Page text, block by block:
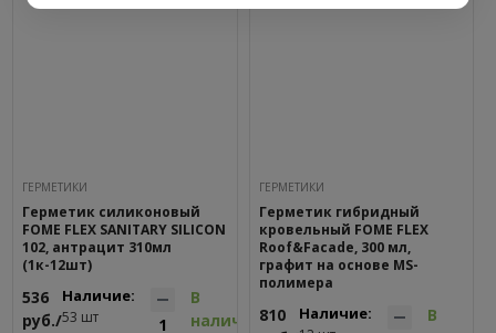
ГEPМЕТИКИ
Герметик силиконовый
FOME FLEX SANITARY SILICON
102, антрацит 310мл
(1к-12шт)
536
руб./
Наличие:
53 шт
В
наличии
ГEPМЕТИКИ
Герметик гибридный
кровельный FOME FLEX
Roof&Facade, 300 мл,
графит на основе MS-
полимера
810
Наличие:
В